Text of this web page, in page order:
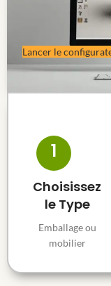
Lancer le
1
Choisissez
le Type
Emballage ou
mobilier